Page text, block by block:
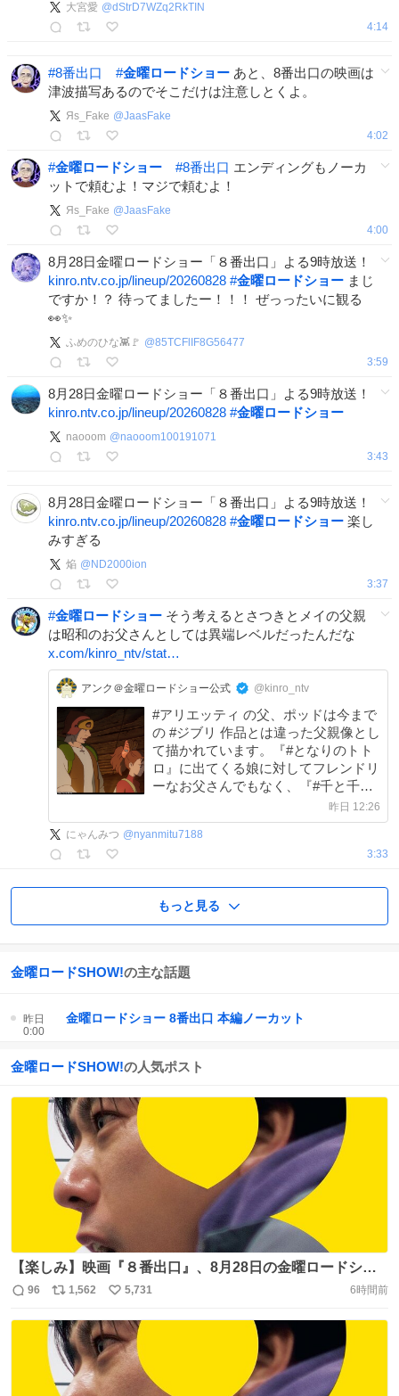
大宮愛 @dStrD7WZq2RkTIN
4:14
#8番出口 #金曜ロードショー あと、8番出口の映画は
津波描写あるのでそこだけは注意しとくよ。
Яs_Fake @JaasFake
4:02
#金曜ロードショー #8番出口 エンディングもノーカ
ットで頼むよ！マジで頼むよ！
Яs_Fake @JaasFake
4:00
8月28日金曜ロードショー「８番出口」よる9時放送！
kinro.ntv.co.jp/lineup/20260828 #金曜ロードショー まじ
ですか！？ 待ってましたー！！！ ぜっったいに観る
👀✨
ふめのひな👾🚩 @85TCFlIF8G56477
3:59
8月28日金曜ロードショー「８番出口」よる9時放送！
kinro.ntv.co.jp/lineup/20260828 #金曜ロードショー
naooom @naooom100191071
3:43
8月28日金曜ロードショー「８番出口」よる9時放送！
kinro.ntv.co.jp/lineup/20260828 #金曜ロードショー 楽し
みすぎる
焔 @ ND2000ion
3:37
#金曜ロードショー そう考えるとさつきとメイの父親
は昭和のお父さんとしては異端レベルだったんだな
x.com/kinro_ntv/stat…
アンク＠金曜ロードショー公式 @kinro_ntv
#アリエッティ の父、ポッドは今まで
の #ジブリ 作品とは違った父親像とし
て描かれています。『#となりのトト
ロ』に出てくる娘に対してフレンドリ
ーなお父さんでもなく、『#千と千尋
の神隠し』で登場する自分勝手なお父
さんでもない、現代では失われつつあ
る古風な父と娘の関係が描かれていま
昨日 12:26
にゃんみつ @nyanmitu7188
3:33
もっと見る
金曜ロードSHOW!の主な話題
昨日
0:00
金曜ロードショー 8番出口 本編ノーカット
金曜ロードSHOW!の人気ポスト
【楽しみ】映画『８番出口』、8月28日の金曜ロードショ
ーで本編ノーカット地上波初放送！
下道が舞台の大ヒットゲーム。主人公“迷う男”を二宮和
也、劇中で「おじさん」と呼ばれ、主人公が何度も地下通
路で出会う“歩く男”を河内大和が演じる。
返
信
96
リ
ポ
ス
ト
数
1,562
い
い
ね
数
5,731 6時間前